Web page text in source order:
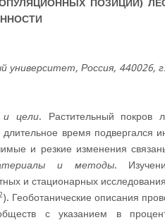
ПОЗИЦИЙ)
университет, Россия, 440026,
и цели. Растительный покров
время подвергался
и резкие изменения
и методы.
и стационарных
2). Геоботанические описания
с указанием в